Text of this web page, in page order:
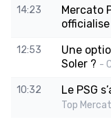
14:23
Mercato
12:53
Une
Soler ? -
10:32 Le PSG
Top